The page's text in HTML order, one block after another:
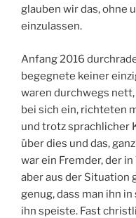
glauben wir das, ohne
einzulassen.
Anfang 2016
begegnete keiner
waren durchwegs
bei sich ein, richteten
und trotz sprachlicher
über dies und das,
war ein Fremder, der
aber aus der Situation
genug, dass man ihn
ihn speiste. Fast